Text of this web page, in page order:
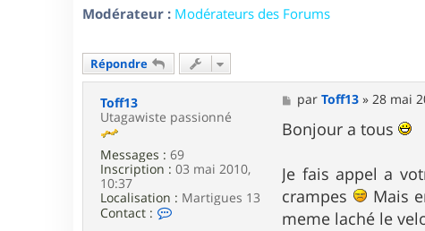
Modérateur : Modérateurs des Forums
Répondre
Toff13
Utagawiste passionné
Messages : 69
Inscription : 03 mai 2010,
10:37
Localisation : Martigues 13
Contact :
M
e
s
s
g
e
parToff13 »28 mai
Bonjour a tous
Je fais appel a
crampes
Mais
meme laché le